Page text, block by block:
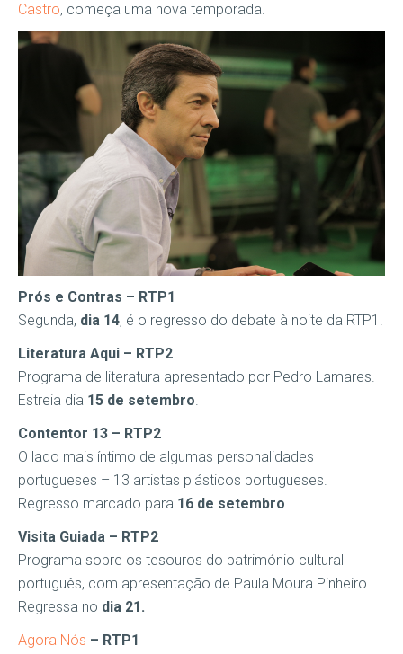
Castro, começa uma nova temporada.
Prós e Contras – RTP1
Segunda, dia 14, é o regresso do debate à noite da RTP1.
Literatura Aqui – RTP2
Programa de literatura apresentado por Pedro Lamares.
Estreia dia 15 de setembro.
Contentor 13 – RTP2
O lado mais íntimo de algumas personalidades
portugueses – 13 artistas plásticos portugueses.
Regresso marcado para 16 de setembro.
Visita Guiada – RTP2
Programa sobre os tesouros do património cultural
português, com apresentação de Paula Moura Pinheiro.
Regressa no dia 21.
Agora Nós – RTP1